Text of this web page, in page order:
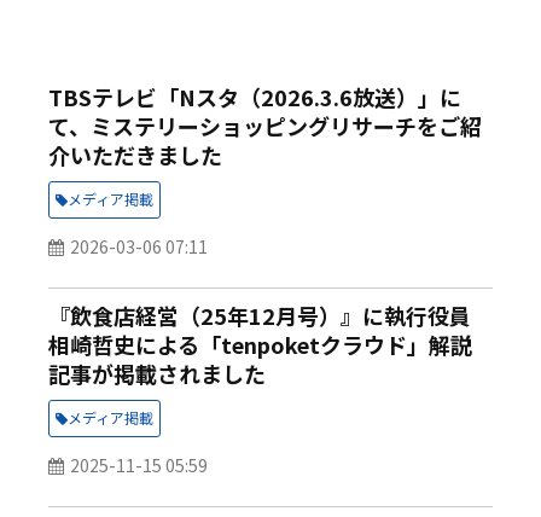
TBSテレビ「Nスタ（2026.3.6放送）」に
て、ミステリーショッピングリサーチをご紹
介いただきました
メディア掲載
2026-03-06 07:11
『飲食店経営（25年12月号）』に執行役員
相崎哲史による「tenpoketクラウド」解説
記事が掲載されました
メディア掲載
2025-11-15 05:59